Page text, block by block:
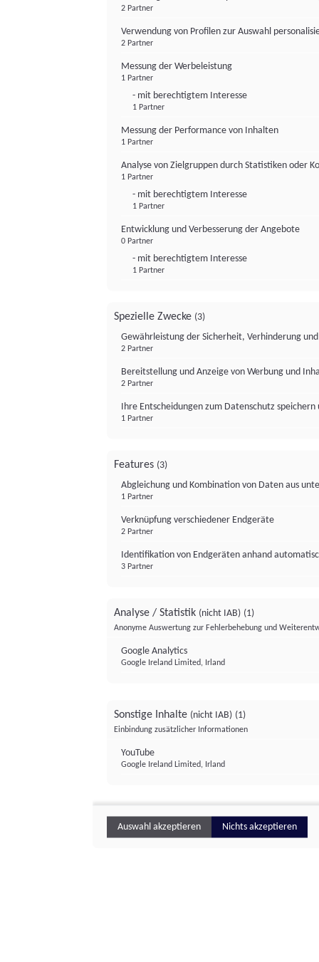
2 Partner
Verwendung von Profilen zur Auswahl
2 Partner
Messung der Werbeleistung
1 Partner
- mit berechtigtem Interesse
1 Partner
Messung der Performance von Inhalten
1 Partner
Analyse von Zielgruppen durch Statistiken oder
1 Partner
- mit berechtigtem Interesse
1 Partner
Entwicklung und Verbesserung der Angebote
0 Partner
- mit berechtigtem Interesse
1 Partner
Spezielle Zwecke (3)
Gewährleistung der Sicherheit, Verhinderung
2 Partner
Bereitstellung und Anzeige von Werbung und
2 Partner
Ihre Entscheidungen zum Datenschutz
1 Partner
Features (3)
Abgleichung und Kombination von Daten aus
1 Partner
Verknüpfung verschiedener Endgeräte
2 Partner
Identifikation von Endgeräten anhand
3 Partner
Analyse / Statistik (nicht IAB) (1)
Anonyme Auswertung zur Fehlerbehebung und
Google Analytics
Google Ireland Limited, Irland
Sonstige Inhalte (nicht IAB) (1)
Einbindung zusätzlicher Informationen
YouTube
Google Ireland Limited, Irland
Auswahl akzeptieren Nichts akzeptieren